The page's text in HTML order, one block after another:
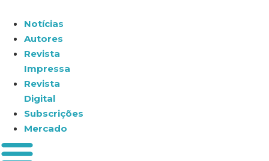
Notícias
Autores
Revista
Impressa
Revista
Digital
Subscrições
Mercado